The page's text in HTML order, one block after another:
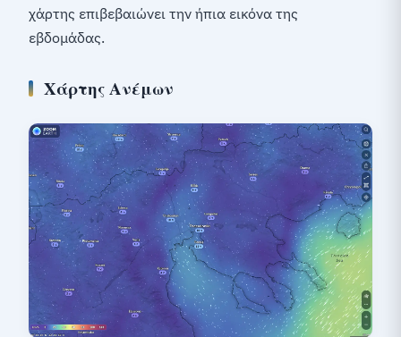
χάρτης επιβεβαιώνει την ήπια εικόνα της
εβδομάδας.
Χάρτης Ανέμων